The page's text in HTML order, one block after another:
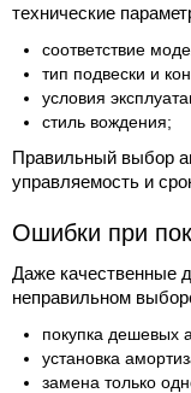
технические
соответствие
тип подвески и
условия
стиль вождения;
Правильный выбор
управляемость и
Ошибки при
Даже качественные
неправильном
покупка дешевых
установка
замена только